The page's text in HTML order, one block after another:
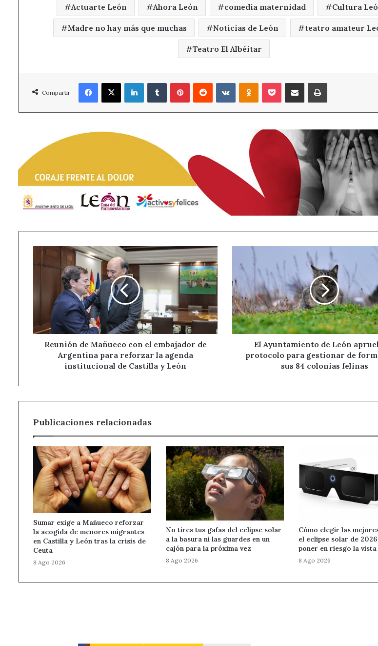
Actuarte León Ahora León comedia maternidad Cultura
Madre no hay más que muchas Noticias de León teatro amateur
Teatro El Albéitar
Compartir
Facebook
X LinkedInTumblrPinterestReddit VKontakteOdnoklassniki
PocketCompartir por correo electrónicoImprimir
Reunión
de
Mañueco
embajador
Argentina
para
reforzar
de
Reunión de Mañueco con el embajador de
Argentina para reforzar la agenda
institucional de Castilla y León
León
aprueba
el
protocolo
para
gestionar
forma
84
El Ayuntamiento de León
protocolo para gestionar de
sus 84 colonias felinas
Publicaciones relacionadas
Sumar exige a Mañueco reforzar
la acogida de menores migrantes
en Castilla y León tras la crisis de
Ceuta
8 Ago 2026
No tires tus gafas del eclipse solar
a la basura ni las guardes en un
cajón para la próxima vez
8 Ago 2026
Cómo elegir las
el eclipse solar de
poner en riesgo la vista
8 Ago 2026